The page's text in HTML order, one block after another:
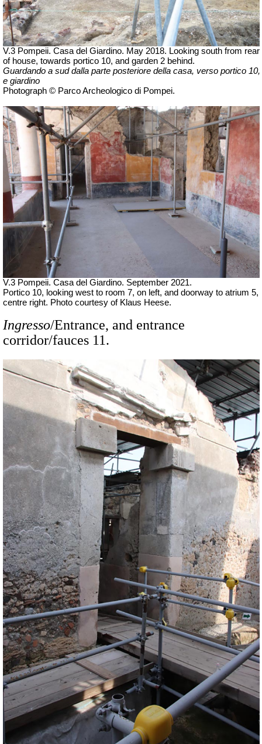
V.3 Pompeii. Casa del Giardino. May 2018. Looking south from rear
of house, towards portico 10, and garden 2 behind.
Guardando a sud dalla parte posteriore della casa, verso portico 10,
e giardino
Photograph © Parco Archeologico di Pompei.
V.3 Pompeii. Casa del Giardino. September 2021.
Portico 10, looking west to room 7, on left, and doorway to atrium 5,
centre right. Photo courtesy of Klaus Heese.
Ingresso/Entrance, and entrance
corridor/fauces 11.